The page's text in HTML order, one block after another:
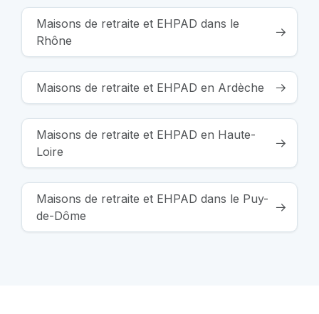
Maisons de retraite et EHPAD dans le
Rhône
Maisons de retraite et EHPAD en Ardèche
Maisons de retraite et EHPAD en Haute-
Loire
Maisons de retraite et EHPAD dans le Puy-
de-Dôme